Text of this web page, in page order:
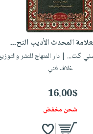
المحدث الأديب النح...
كت... | دار المنهاج للنشر
غلاف فني
16.00$
شحن مخفض